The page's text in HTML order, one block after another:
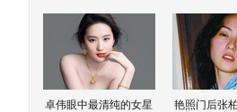
卓伟眼中最清纯的女星 艳照门后张